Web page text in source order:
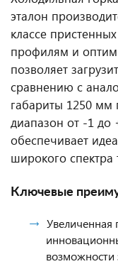
эталон
классе
профилям и
позволяет
сравнению с
габариты 1250 мм
диапазон от -1 до
обеспечивает
широкого спектра
Ключевые
возможности